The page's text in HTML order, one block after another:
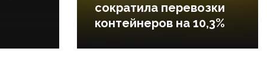
сократила перевозки
контейнеров на 10,3%